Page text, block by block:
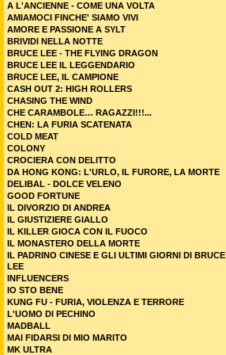
A L'ANCIENNE - COME UNA VOLTA
AMIAMOCI FINCHE' SIAMO VIVI
AMORE E PASSIONE A SYLT
BRIVIDI NELLA NOTTE
BRUCE LEE - THE FLYING DRAGON
BRUCE LEE IL LEGGENDARIO
BRUCE LEE, IL CAMPIONE
CASH OUT 2: HIGH ROLLERS
CHASING THE WIND
CHE CARAMBOLE… RAGAZZI!!!...
CHEN: LA FURIA SCATENATA
COLD MEAT
COLONY
CROCIERA CON DELITTO
DA HONG KONG: L'URLO, IL FURORE, LA MORTE
DELIBAL - DOLCE VELENO
GOOD FORTUNE
IL DIVORZIO DI ANDREA
IL GIUSTIZIERE GIALLO
IL KILLER GIOCA CON IL FUOCO
IL MONASTERO DELLA MORTE
IL PADRINO CINESE E GLI ULTIMI GIORNI DI BRUCE
LEE
INFLUENCERS
IO STO BENE
KUNG FU - FURIA, VIOLENZA E TERRORE
L'UOMO DI PECHINO
MADBALL
MAI FIDARSI DI MIO MARITO
MK ULTRA